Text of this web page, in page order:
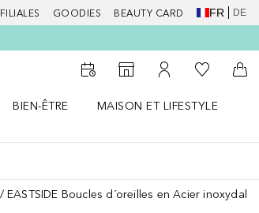
FILIALES GOODIES BEAUTY CARD FR DE
Vers le Storefinder
Vers Mon Compte
Vers Ma
BIEN-ÊTRE
MAISON ET LIFESTYLE
EASTSIDE Boucles d´oreilles en Acier